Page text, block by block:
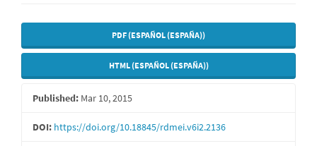
Article
Sidebar
PDF (ESPAÑOL (ESPAÑA))
HTML (ESPAÑOL (ESPAÑA))
Published: Mar 10, 2015
DOI: https://doi.org/10.18845/rdmei.v6i2.2136